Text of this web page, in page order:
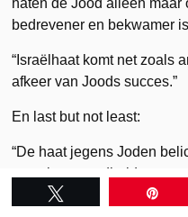
bedrevener en bekwamer
“Israëlhaat komt net zoals
afkeer van Joods succes.”
En last but not least:
“De haat jegens Joden
van uitmuntendheid en
(“The hatred of Jews